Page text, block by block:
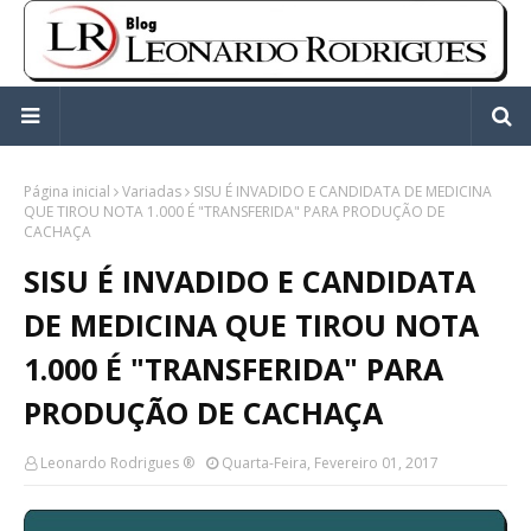
Página inicial Variadas
SISU É INVADIDO E CANDIDATA DE MEDICINA
QUE TIROU NOTA 1.000 É "TRANSFERIDA" PARA PRODUÇÃO DE
CACHAÇA
SISU É INVADIDO E CANDIDATA
DE MEDICINA QUE TIROU NOTA
1.000 É "TRANSFERIDA" PARA
PRODUÇÃO DE CACHAÇA
Leonardo Rodrigues ® Quarta-Feira, Fevereiro 01, 2017